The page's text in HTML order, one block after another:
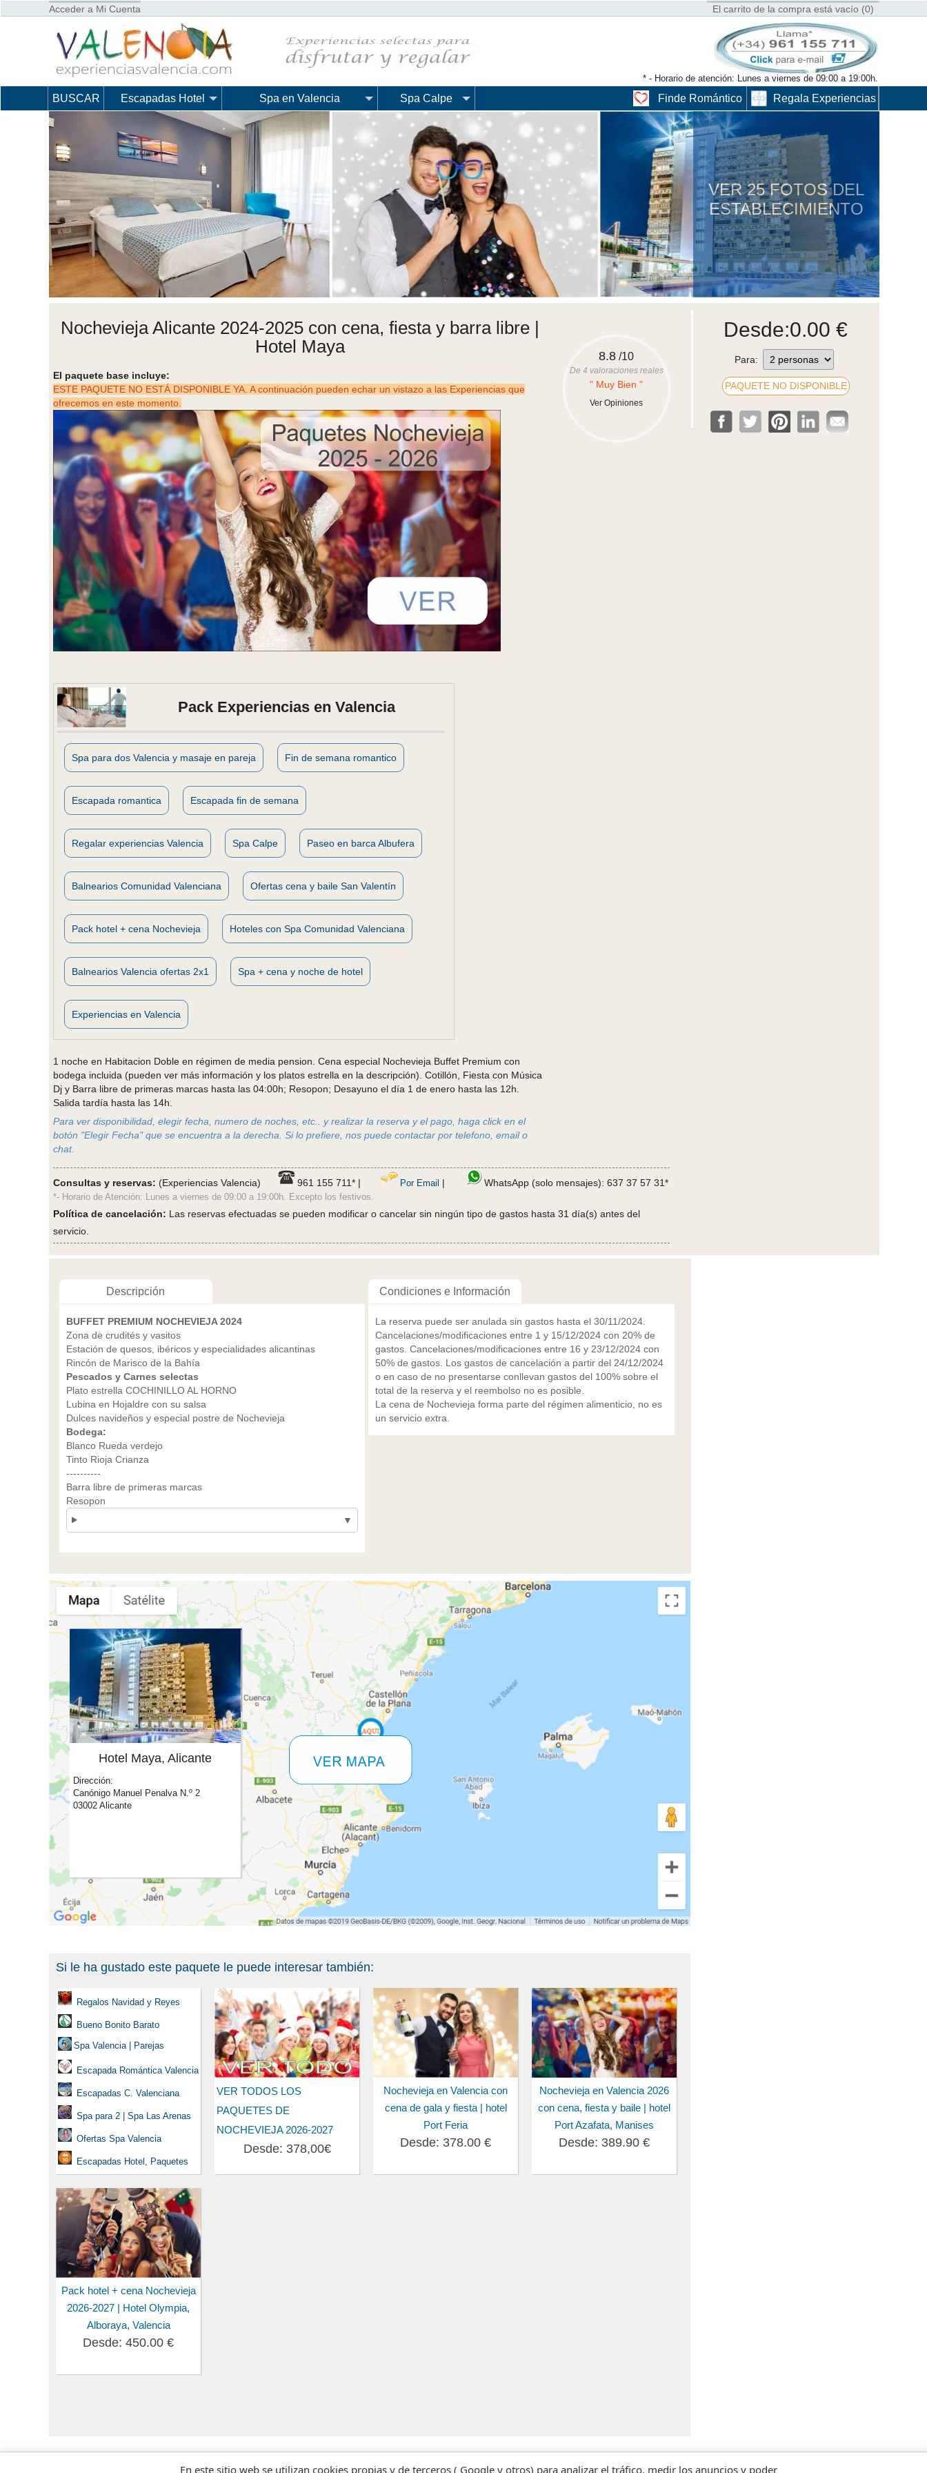
Acceder a Mi Cuenta El carrito de la compra está vacío (0)
* - Horario de atención: Lunes a viernes de 09:00 a 19:00h.
BUSCAR Escapadas Hotel Spa en Valencia Spa Calpe Regala Experiencias
Finde Romántico
VER 25 FOTOS DEL
ESTABLECIMIENTO
Nochevieja Alicante 2024-2025 con cena, fiesta y barra libre |
Hotel Maya
El paquete base incluye:
ESTE PAQUETE NO ESTÁ DISPONIBLE YA. A continuación pueden echar un vistazo a las Experiencias que
ofrecemos en este momento.
Pack Experiencias en Valencia
Spa para dos Valencia y masaje en pareja Fin de semana romantico
Escapada romantica Escapada fin de semana
Regalar experiencias Valencia Spa Calpe Paseo en barca Albufera
Balnearios Comunidad Valenciana Ofertas cena y baile San Valentín
Pack hotel + cena Nochevieja Hoteles con Spa Comunidad Valenciana
Balnearios Valencia ofertas 2x1 Spa + cena y noche de hotel
Experiencias en Valencia
1 noche en Habitacion Doble en régimen de media pension. Cena especial Nochevieja Buffet Premium con
bodega incluida (pueden ver más información y los platos estrella en la descripción). Cotillón, Fiesta con Música
Dj y Barra libre de primeras marcas hasta las 04:00h; Resopon; Desayuno el día 1 de enero hasta las 12h.
Salida tardía hasta las 14h.
Para ver disponibilidad, elegir fecha, numero de noches, etc.. y realizar la reserva y el pago, haga click en el
botón "Elegir Fecha" que se encuentra a la derecha. Si lo prefiere, nos puede contactar por telefono, email o
chat.
Desde:0.00 €
Para:
PAQUETE NO DISPONIBLE
8.8 /10
De 4 valoraciones reales
" Muy Bien "
Ver Opiniones
Consultas y reservas: (Experiencias Valencia) 961 155 711* | Por Email | WhatsApp (solo mensajes): 637 37 57 31*
*- Horario de Atención: Lunes a viernes de 09:00 a 19:00h. Excepto los festivos.
Política de cancelación: Las reservas efectuadas se pueden modificar o cancelar sin ningún tipo de gastos hasta 31 día(s) antes del
servicio.
Descripción Condiciones e Información
BUFFET PREMIUM NOCHEVIEJA 2024
Zona de crudités y vasitos
Estación de quesos, ibéricos y especialidades alicantinas
Rincón de Marisco de la Bahía
Pescados y Carnes selectas
Plato estrella COCHINILLO AL HORNO
Lubina en Hojaldre con su salsa
Dulces navideños y especial postre de Nochevieja
Bodega:
Blanco Rueda verdejo
Tinto Rioja Crianza
----------
Barra libre de primeras marcas
Resopon
La reserva puede ser anulada sin gastos hasta el 30/11/2024.
Cancelaciones/modificaciones entre 1 y 15/12/2024 con 20% de
gastos. Cancelaciones/modificaciones entre 16 y 23/12/2024 con
50% de gastos. Los gastos de cancelación a partir del 24/12/2024
o en caso de no presentarse conllevan gastos del 100% sobre el
total de la reserva y el reembolso no es posible.
La cena de Nochevieja forma parte del régimen alimenticio, no es
un servicio extra.
Hotel Maya, Alicante
Dirección:
Canónigo Manuel Penalva N.º 2
03002 Alicante
Si le ha gustado este paquete le puede interesar también:
Regalos Navidad y Reyes
Bueno Bonito Barato
Spa Valencia | Parejas
Escapada Romántica Valencia
Escapadas C. Valenciana
Spa para 2 | Spa Las Arenas
Ofertas Spa Valencia
Escapadas Hotel, Paquetes
VER TODOS LOS
PAQUETES DE
NOCHEVIEJA 2026-2027
Desde: 378,00€
Nochevieja en Valencia con
cena de gala y fiesta | hotel
Port Feria
Desde: 378.00 €
Nochevieja en Valencia 2026
con cena, fiesta y baile | hotel
Port Azafata, Manises
Desde: 389.90 €
Pack hotel + cena Nochevieja
2026-2027 | Hotel Olympia,
Alboraya, Valencia
Desde: 450.00 €
En este sitio web se utilizan cookies propias y de terceros ( Google y otros) para analizar el tráfico, medir los anuncios y poder